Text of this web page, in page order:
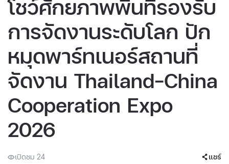
โชว์ศักยภาพพื้นที่รองรับ
การจัดงานระดับโลก ปัก
หมุดพาร์ทเนอร์สถานที่
จัดงาน Thailand-China
Cooperation Expo
2026
เปิดชม 24 แชร์